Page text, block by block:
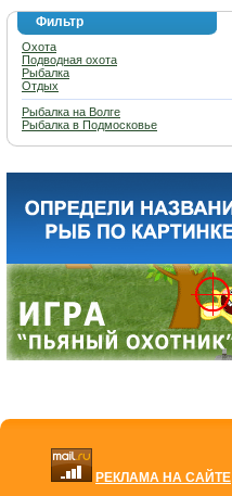
Фильтр
Охота
Подводная охота
Рыбалка
Отдых
Рыбалка на Волге
Рыбалка в Подмосковье
РЕКЛАМА НА САЙТЕ